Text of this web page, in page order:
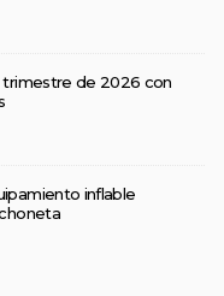
de 2026 con
inflable